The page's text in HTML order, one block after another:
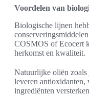
Voordelen van
Biologische lijnen
COSMOS of Ecocert
herkomst en kwaliteit.
Natuurlijke oliën zoals
leveren antioxidanten,
ingrediënten